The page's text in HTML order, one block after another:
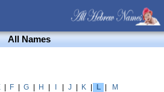
All Names
F G H J K L
M